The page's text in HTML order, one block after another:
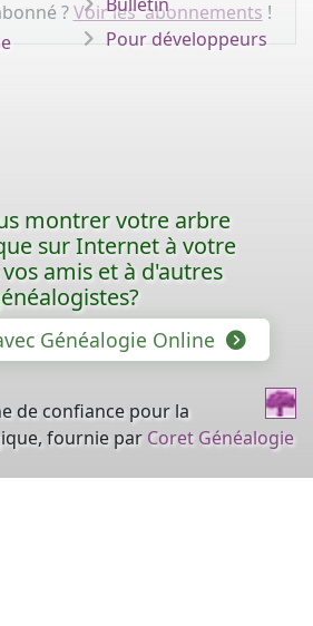
?Voir les abonnements !
Pour développeurs
montrer votre arbre
sur Internet à votre
amis et à d'autres
Généalogie Online
de confiance pour la
fournie par Coret Généalogie